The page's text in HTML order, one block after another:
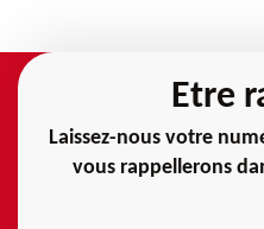
Etre
Laissez-nous votre
vous rappellerons